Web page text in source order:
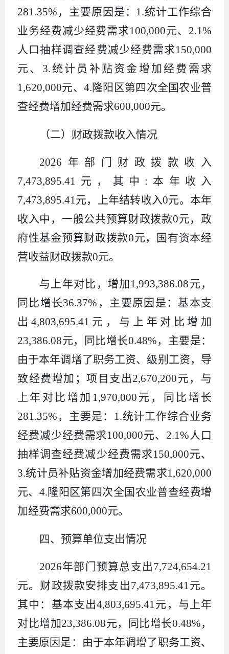
281.35% ，主要原因是： 1.统计工作综合
业务经费减少经费需求100,000元、 2.1%
人口抽样调查经费减少经费需求150,000
元、 3. 统计员补贴资金增加经费需求
1,620,000元、 4.隆阳区第四次全国农业普
查经费增加经费需求600,000元。
（二）财政拨款收入情况
2026 年部门财政拨款收入
7,473,895.41 元，其中 : 本年收入
7,473,895.41 元，上年结转收入0元。本年
收入中，一般公共预算财政拨款0元，政
府性基金预算财政拨款0元，国有资本经
营收益财政拨款0元。
与上年对比，增加1,993,386.08元，
同比增长36.37% ，主要原因是：基本支
出 4,803,695.41 元，与上年对比增加
23,386.08元，同比增长0.48%，主要是：
由于本年调增了职务工资、级别工资，导
致经费增加；项目支出2,670,200元，与
上年对比增加 1,970,000 元，同比增长
281.35% ，主要是： 1.统计工作综合业务
经费减少经费需求100,000元、 2.1% 人口
抽样调查经费减少经费需求150,000元、
3.统计员补贴资金增加经费需求1,620,000
元、 4.隆阳区第四次全国农业普查经费增
加经费需求600,000元。
四、 预算单位支出情况
2026年部门预算总支出7,724,654.21
元。财政拨款安排支出7,473,895.41 元。
其中：基本支出4,803,695.41 元，与上年
对比增加23,386.08元，同比增长0.48%，
主要原因是：由于本年调增了职务工资、